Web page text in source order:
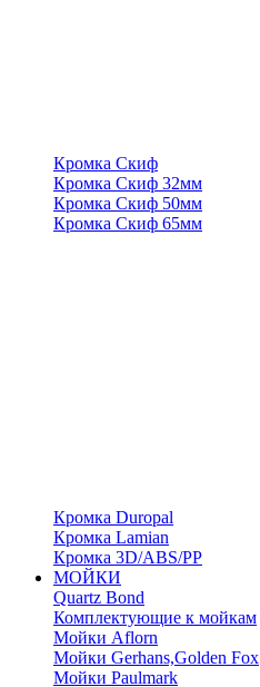
Кромка Скиф
Кромка Скиф 32мм
Кромка Скиф 50мм
Кромка Скиф 65мм
Кромка Duropal
Кромка Lamian
Кромка 3D/ABS/PP
МОЙКИ
Quartz Bond
Комплектующие к мойкам
Мойки Aflorn
Мойки Gerhans,Golden Fox
Мойки Paulmark